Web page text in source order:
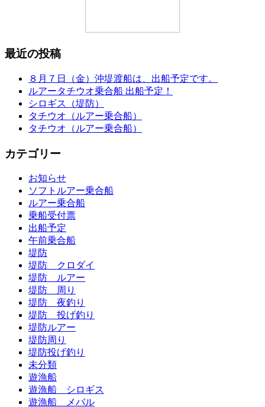
最近の投稿
８月７日（金）沖堤渡船は、出船予定です。
ルアータチウオ乗合船 出船予定！
シロギス（堤防）
タチウオ（ルアー乗合船）
タチウオ（ルアー乗合船）
カテゴリー
お知らせ
ソフトルアー乗合船
ルアー乗合船
乗船受付票
出船予定
午前乗合船
堤防
堤防 クロダイ
堤防 ルアー
堤防 周り
堤防 夜釣り
堤防 投げ釣り
堤防ルアー
堤防周り
堤防投げ釣り
未分類
遊漁船
遊漁船 シロギス
遊漁船 メバル